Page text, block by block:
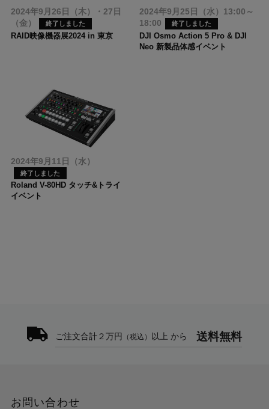
RAID映像機器展2024 in 東京
2024年9月26日（木）・27日
（金）
終了しました
DJI Osmo Action 5 Pro & DJI
Neo 新製品体感イベント
2024年9月25日（水）13:00～
18:00
終了しました
Roland V-80HD タッチ&トライ
イベント
2024年9月11日（水）
終了しました
ご注文合計２万円 （税込） 以上 から 送料無料
お問い合わせ